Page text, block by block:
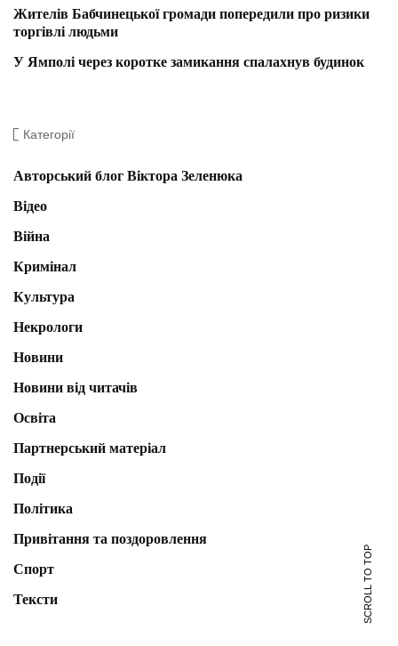
Жителів Бабчинецької громади попередили про ризики
торгівлі людьми
У Ямполі через коротке замикання спалахнув будинок
Категорії
Авторський блог Віктора Зеленюка
Відео
Війна
Кримінал
Культура
Некрологи
Новини
Новини від читачів
Освіта
Партнерський матеріал
Події
Політика
Привітання та поздоровлення
Спорт
Тексти
SCROLL TO TOP